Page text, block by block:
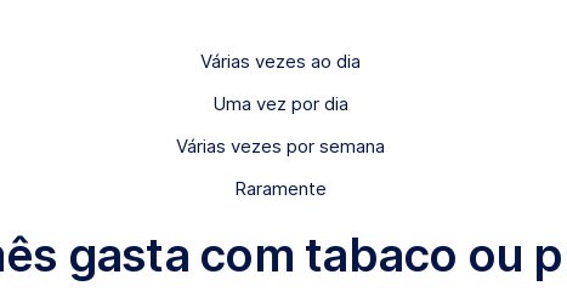
Várias vezes ao dia
Uma vez por dia
Várias vezes por semana
Raramente
gasta com tabaco ou